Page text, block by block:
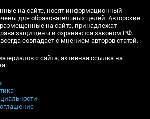
на сайте, носят информационный
для образовательных целей. Авторские
на сайте, принадлежат
защищены и охраняются законом РФ.
совпадает с мнением авторов статей.
с сайта, активная ссылка на